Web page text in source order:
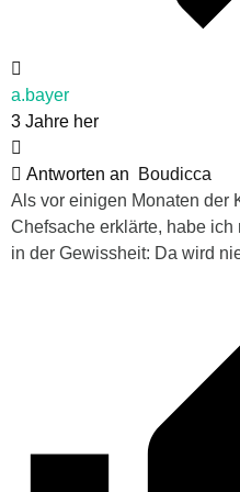
a.bayer
3 Jahre her
Antworten an
Boudicca
Als vor einigen Monaten der
Chefsache erklärte, habe
in der Gewissheit: Da wird